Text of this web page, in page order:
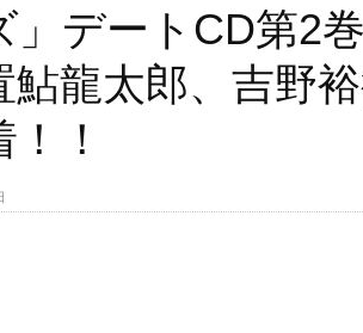
」デートCD第2
鮎龍太郎、吉野
！